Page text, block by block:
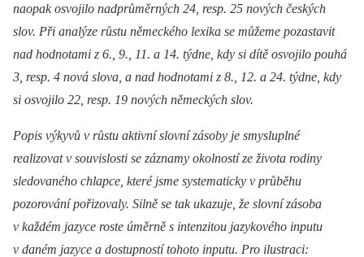
naopak osvojilo nadprůměrných 24, resp. 25 nových českých
slov. Při analýze růstu německého lexika se můžeme pozastavit
nad hodnotami z 6., 9., 11. a 14. týdne, kdy si dítě osvojilo pouhá
3, resp. 4 nová slova, a nad hodnotami z 8., 12. a 24. týdne, kdy
si osvojilo 22, resp. 19 nových německých slov.
Popis výkyvů v růstu aktivní slovní zásoby je smysluplné
realizovat v souvislosti se záznamy okolností ze života rodiny
sledovaného chlapce, které jsme systematicky v průběhu
pozorování pořizovaly. Silně se tak ukazuje, že slovní zásoba
v každém jazyce roste úměrně s intenzitou jazykového inputu
v daném jazyce a dostupností tohoto inputu. Pro ilustraci: